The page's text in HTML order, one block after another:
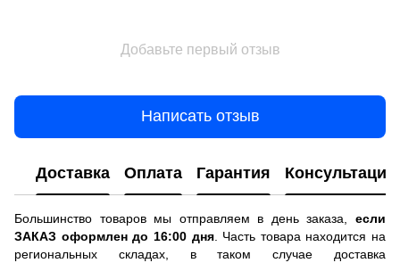
Добавьте первый отзыв
Написать отзыв
Доставка Оплата Гарантия Консультация
Большинство товаров мы отправляем в день заказа, если
ЗАКАЗ оформлен до 16:00 дня. Часть товара находится на
региональных складах, в таком случае доставка